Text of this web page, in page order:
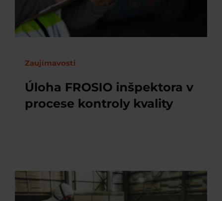
Zaujímavosti
Úloha FROSIO inšpektora v
procese kontroly kvality